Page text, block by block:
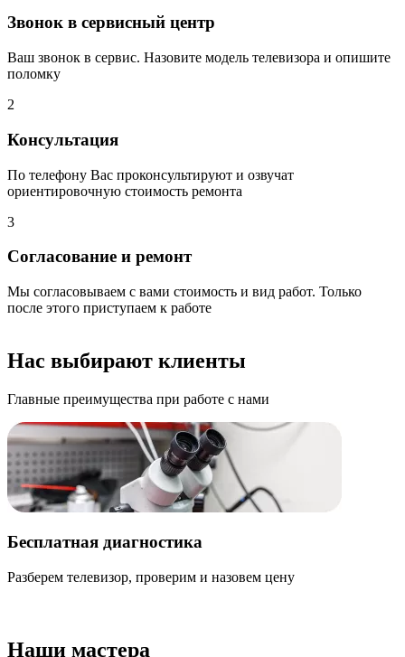
Звонок в сервисный центр
Ваш звонок в сервис. Назовите модель телевизора и опишите
поломку
2
Консультация
По телефону Вас проконсультируют и озвучат
ориентировочную стоимость ремонта
3
Согласование и ремонт
Мы согласовываем с вами стоимость и вид работ. Только
после этого приступаем к работе
Нас выбирают клиенты
Главные преимущества при работе с нами
Бесплатная диагностика
Разберем телевизор, проверим и назовем цену
Наши мастера